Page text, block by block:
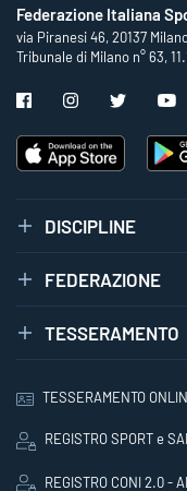
Federazione Italiana
via Piranesi 46, 20137
Tribunale di Milano n° 63,
DISCIPLINE
FEDERAZIONE
TESSERAMENTO
TESSERAMENTO
REGISTRO SPORT e
REGISTRO CONI 2.0 -